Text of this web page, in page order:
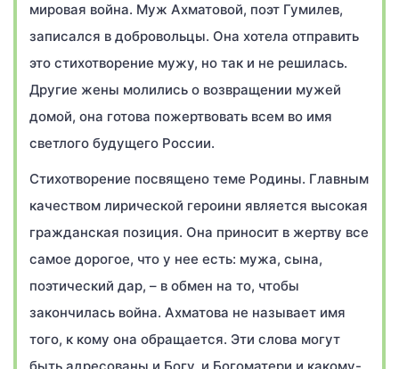
мировая война. Муж Ахматовой, поэт Гумилев,
записался в добровольцы. Она хотела отправить
это стихотворение мужу, но так и не решилась.
Другие жены молились о возвращении мужей
домой, она готова пожертвовать всем во имя
светлого будущего России.
Стихотворение посвящено теме Родины. Главным
качеством лирической героини является высокая
гражданская позиция. Она приносит в жертву все
самое дорогое, что у нее есть: мужа, сына,
поэтический дар, – в обмен на то, чтобы
закончилась война. Ахматова не называет имя
того, к кому она обращается. Эти слова могут